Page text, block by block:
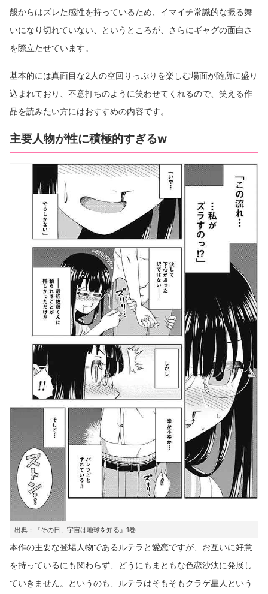
般からはズレた感性を持っているため、イマイチ常識的な振る舞
いになり切れていない、というところが、さらにギャグの面白さ
を際立たせています。
基本的には真面目な2人の空回りっぷりを楽しむ場面が随所に盛り
込まれており、不意打ちのように笑わせてくれるので、笑える作
品を読みたい方にはおすすめの内容です。
主要人物が性に積極的すぎるw
出典：『その日、宇宙は地球を知る』1巻
本作の主要な登場人物であるルテラと愛恋ですが、お互いに好意
を持っているにも関わらず、どうにもまともな色恋沙汰に発展し
ていきません。というのも、ルテラはそもそもクラゲ星人という